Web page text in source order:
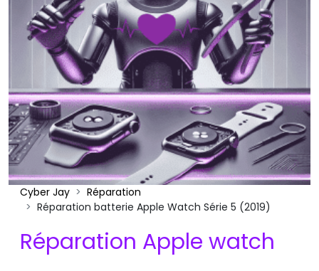
Cyber Jay
Réparation
Réparation batterie Apple Watch Série 5 (2019)
Réparation Apple watch